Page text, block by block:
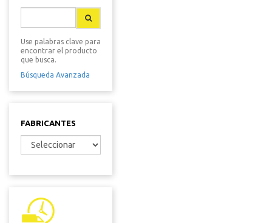
Use palabras clave para
encontrar el producto
que busca.
Búsqueda Avanzada
FABRICANTES